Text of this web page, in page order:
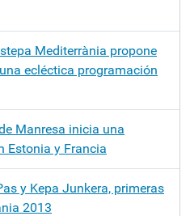
Mediterrània propone
ecléctica programación
Manresa inicia una
Estonia y Francia
y Kepa Junkera, primeras
2013